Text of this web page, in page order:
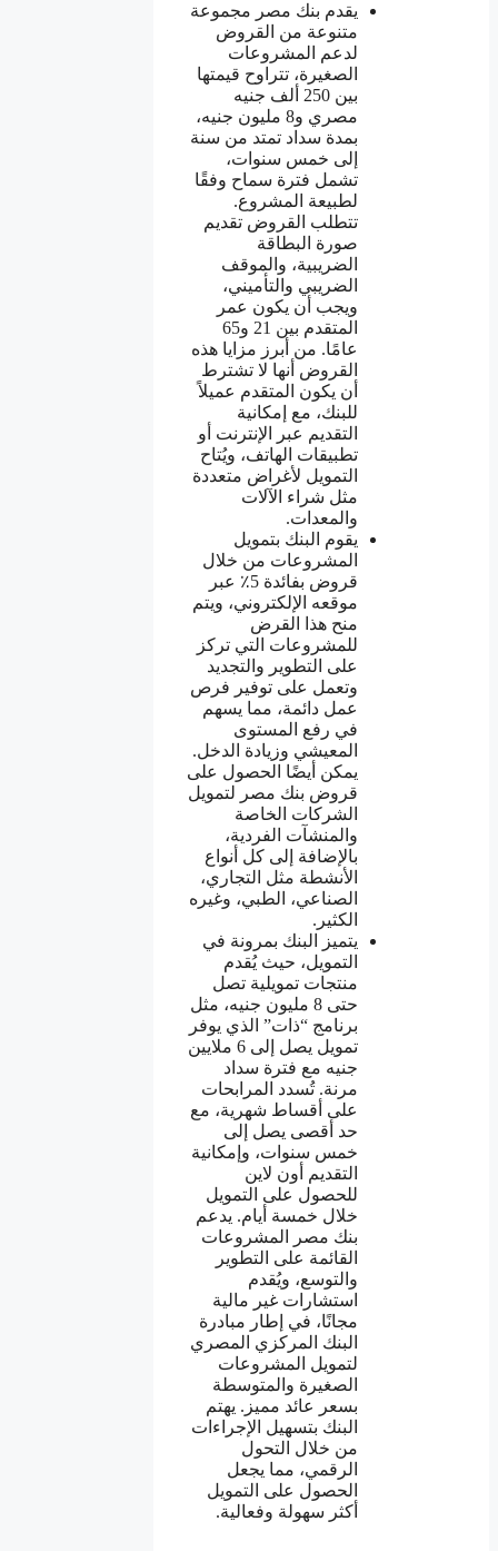
يقدم بنك مصر مجموعة
متنوعة من القروض
لدعم المشروعات
الصغيرة، تتراوح قيمتها
بين 250 ألف جنيه
مصري و8 مليون جنيه،
بمدة سداد تمتد من سنة
إلى خمس سنوات،
تشمل فترة سماح وفقًا
لطبيعة المشروع.
تتطلب القروض تقديم
صورة البطاقة
الضريبية، والموقف
الضريبي والتأميني،
ويجب أن يكون عمر
المتقدم بين 21 و65
عامًا. من أبرز مزايا هذه
القروض أنها لا تشترط
أن يكون المتقدم عميلاً
للبنك، مع إمكانية
التقديم عبر الإنترنت أو
تطبيقات الهاتف، ويُتاح
التمويل لأغراض متعددة
مثل شراء الآلات
والمعدات.
يقوم البنك بتمويل
المشروعات من خلال
قروض بفائدة 5٪ عبر
موقعه الإلكتروني، ويتم
منح هذا القرض
للمشروعات التي تركز
على التطوير والتجديد
وتعمل على توفير فرص
عمل دائمة، مما يسهم
في رفع المستوى
المعيشي وزيادة الدخل.
يمكن أيضًا الحصول على
قروض بنك مصر لتمويل
الشركات الخاصة
والمنشآت الفردية،
بالإضافة إلى كل أنواع
الأنشطة مثل التجاري،
الصناعي، الطبي، وغيره
الكثير.
يتميز البنك بمرونة في
التمويل، حيث يُقدم
منتجات تمويلية تصل
حتى 8 مليون جنيه، مثل
برنامج “ذات” الذي يوفر
تمويل يصل إلى 6 ملايين
جنيه مع فترة سداد
مرنة. تُسدد المرابحات
على أقساط شهرية، مع
حد أقصى يصل إلى
خمس سنوات، وإمكانية
التقديم أون لاين
للحصول على التمويل
خلال خمسة أيام. يدعم
بنك مصر المشروعات
القائمة على التطوير
والتوسع، ويُقدم
استشارات غير مالية
مجانًا، في إطار مبادرة
البنك المركزي المصري
لتمويل المشروعات
الصغيرة والمتوسطة
بسعر عائد مميز. يهتم
البنك بتسهيل الإجراءات
من خلال التحول
الرقمي، مما يجعل
الحصول على التمويل
أكثر سهولة وفعالية.